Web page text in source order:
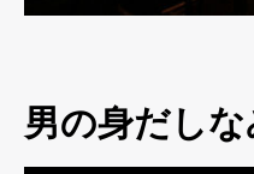
男の身だしな